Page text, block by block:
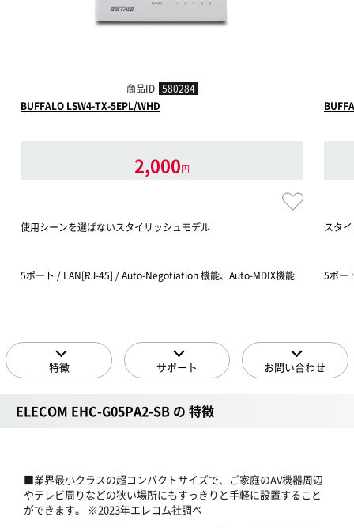
商品ID 580284
BUFFALO LSW4-TX-5EPL/WHD
2,000円
使用シーンを選ばないスタイリッシュモデル
5ポート / LAN[RJ-45] / Auto-Negotiation 機能、Auto-MDIX機能
スタ
5ポー
特徴 サポート お問い合わせ
ELECOM EHC-G05PA2-SB の 特徴
■業界最小クラスの超コンパクトサイズで、ご家庭のAV機器周辺
やテレビ周りなどの狭い場所にもすっきりと手軽に設置すること
ができます。 ※2023年エレコム社調べ